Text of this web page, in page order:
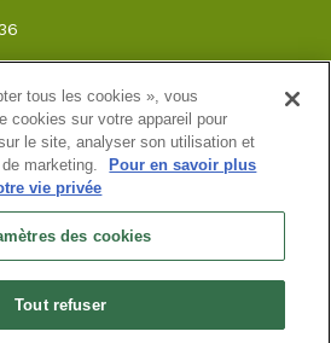
du Lac Grand Port 73100 Aix-
compte-Informations pratiques
de vente-Newsletter
Chambéry
: FR00 452 086 150
tous les cookies », vous
cookies sur votre appareil pour
le site, analyser son utilisation et
marketing.
Pour en savoir plus
vie privée
des cookies
Tout refuser